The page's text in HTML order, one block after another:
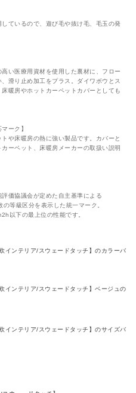
ているので、遊び毛や抜け毛、毛玉の発
い医療用資材を使用した裏材に、フロー
滑り止め加工をプラス。ダイワボウとス
暖房やホットカーペットカバーとしても
ーク】
や床暖房の熱に強い製品です。カバーと
ーペット、床暖房メーカーの取扱い説明
価協議会が定めた自主基準による
等級区分を表示した統一マーク。
下の最上位の性能です。